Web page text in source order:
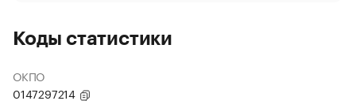
Коды статистики
ОКПО
0147297214